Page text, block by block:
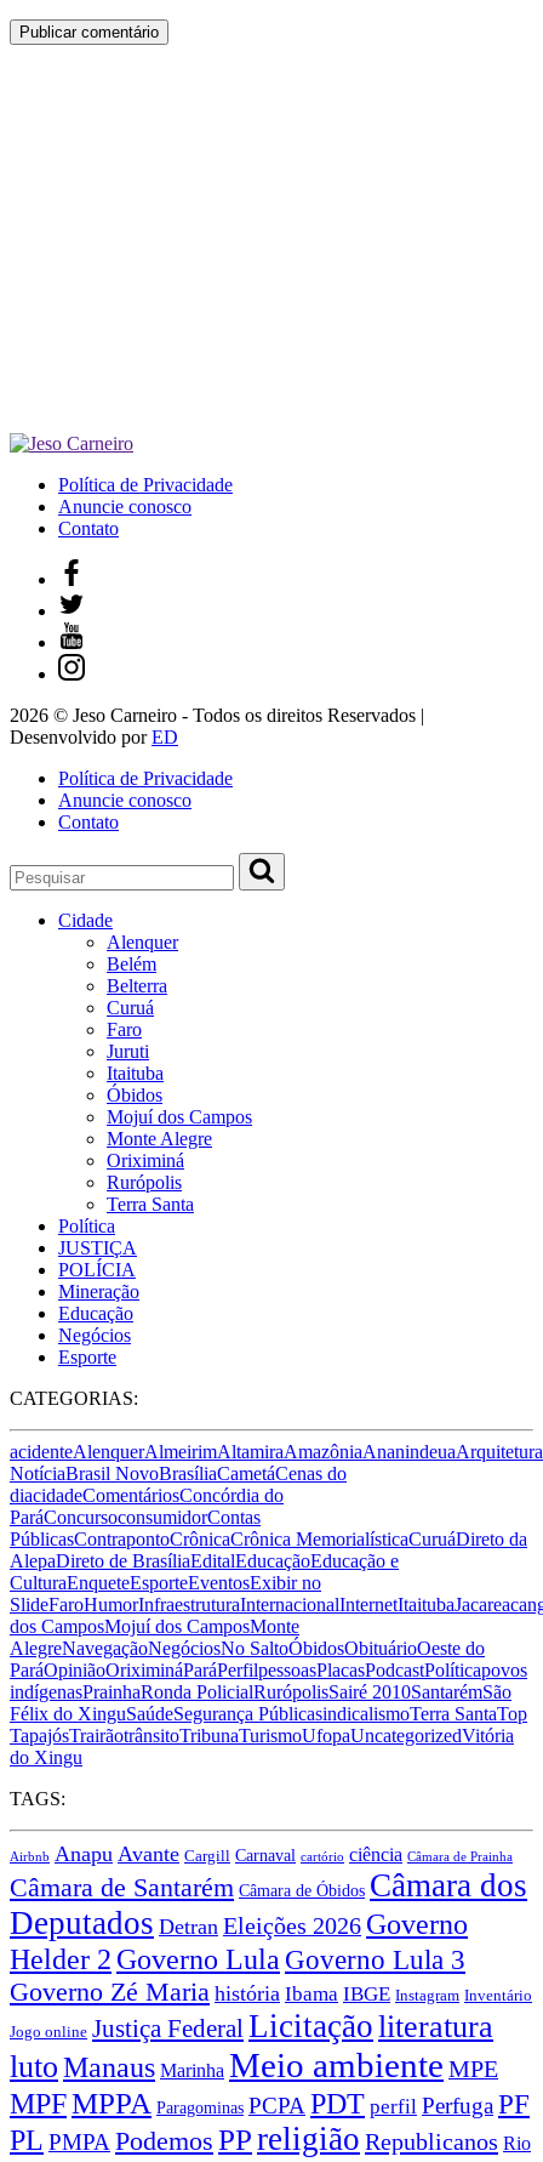
Política de Privacidade
Anuncie conosco
Contato
2026 © Jeso Carneiro - Todos os direitos Reservados |
Desenvolvido porED
Política de Privacidade
Anuncie conosco
Contato
Cidade
Alenquer
Belém
Belterra
Curuá
Faro
Juruti
Itaituba
Óbidos
Mojuí dos Campos
Monte Alegre
Oriximiná
Rurópolis
Terra Santa
Política
JUSTIÇA
POLÍCIA
Mineração
Educação
Negócios
Esporte
CATEGORIAS:
acidenteAlenquerAlmeirimAltamiraAmazôniaAnanindeuaArquitetura
NotíciaBrasil NovoBrasíliaCametáCenas do
diacidadeComentáriosConcórdia do
ParáConcursoconsumidorContas
PúblicasContrapontoCrônicaCrônica MemorialísticaCuruáDireto da
AlepaDireto de BrasíliaEditalEducaçãoEducação e
CulturaEnqueteEsporteEventosExibir no
SlideFaroHumorInfraestruturaInternacionalInternetItaituba
dos CamposMojuí dos CamposMonte
AlegreNavegaçãoNegóciosNo SaltoÓbidosObituárioOeste do
ParáOpiniãoOriximináParáPerfilpessoasPlacasPodcastPolíticapovos
indígenasPrainhaRonda PolicialRurópolisSairé 2010SantarémSão
Félix do XinguSaúdeSegurança PúblicasindicalismoTerra SantaTop
TapajósTrairãotrânsitoTribunaTurismoUfopaUncategorizedVitória
do Xingu
TAGS:
Airbnb Anapu Avante Cargill Carnaval cartório ciência Câmara de Prainha
Câmara de Santarém Câmara de Óbidos Câmara dos
Deputados Detran Eleições 2026 Governo
Helder 2 Governo Lula Governo Lula 3
Governo Zé Maria história Ibama IBGE Instagram Inventário
Jogo online Justiça FederalLicitaçãoliteratura
lutoManaus Marinha Meio ambiente MPE
MPFMPPA Paragominas PCPA PDT perfil PerfugaPF
PL PMPA Podemos PPreligião Republicanos Rio